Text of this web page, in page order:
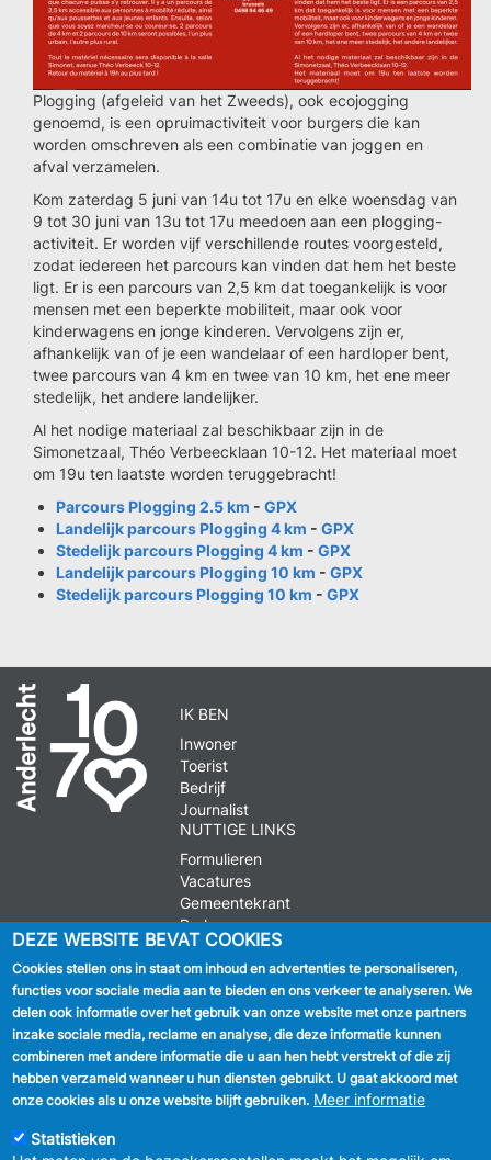
Plogging (afgeleid van het Zweeds), ook ecojogging
genoemd, is een opruimactiviteit voor burgers die kan
worden omschreven als een combinatie van joggen en
afval verzamelen.
Kom zaterdag 5 juni van 14u tot 17u en elke woensdag van
9 tot 30 juni van 13u tot 17u meedoen aan een plogging-
activiteit. Er worden vijf verschillende routes voorgesteld,
zodat iedereen het parcours kan vinden dat hem het beste
ligt. Er is een parcours van 2,5 km dat toegankelijk is voor
mensen met een beperkte mobiliteit, maar ook voor
kinderwagens en jonge kinderen. Vervolgens zijn er,
afhankelijk van of je een wandelaar of een hardloper bent,
twee parcours van 4 km en twee van 10 km, het ene meer
stedelijk, het andere landelijker.
Al het nodige materiaal zal beschikbaar zijn in de
Simonetzaal, Théo Verbeecklaan 10-12. Het materiaal moet
om 19u ten laatste worden teruggebracht!
Parcours Plogging 2.5 km - GPX
Landelijk parcours Plogging 4 km - GPX
Stedelijk parcours Plogging 4 km - GPX
Landelijk parcours Plogging 10 km - GPX
Stedelijk parcours Plogging 10 km - GPX
IK BEN
Inwoner
Toerist
Bedrijf
Journalist
NUTTIGE LINKS
Formulieren
Vacatures
Gemeentekrant
Parkeren
VOLG ONS
Facebook
Linkedin
Instagram
DEZE WEBSITE BEVAT COOKIES
Cookies stellen ons in staat om inhoud en advertenties te personaliseren,
functies voor sociale media aan te bieden en ons verkeer te analyseren. We
delen ook informatie over het gebruik van onze website met onze partners
inzake sociale media, reclame en analyse, die deze informatie kunnen
combineren met andere informatie die u aan hen hebt verstrekt of die zij
hebben verzameld wanneer u hun diensten gebruikt. U gaat akkoord met
onze cookies als u onze website blijft gebruiken. Meer informatie
Statistieken